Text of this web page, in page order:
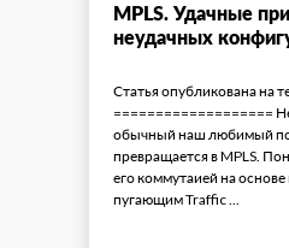
MPLS. Удачные
неудачных
Статья опубликована на
===================
обычный наш любимый
превращается в MPLS.
его коммутаией на основе
пугающим Traffic ...